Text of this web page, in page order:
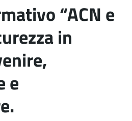
“ACN e
in
e